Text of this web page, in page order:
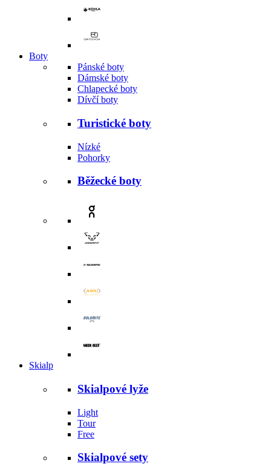
Boty
Pánské boty
Dámské boty
Chlapecké boty
Dívčí boty
Turistické boty
Nízké
Pohorky
Běžecké boty
Skialp
Skialpové lyže
Light
Tour
Free
Skialpové sety